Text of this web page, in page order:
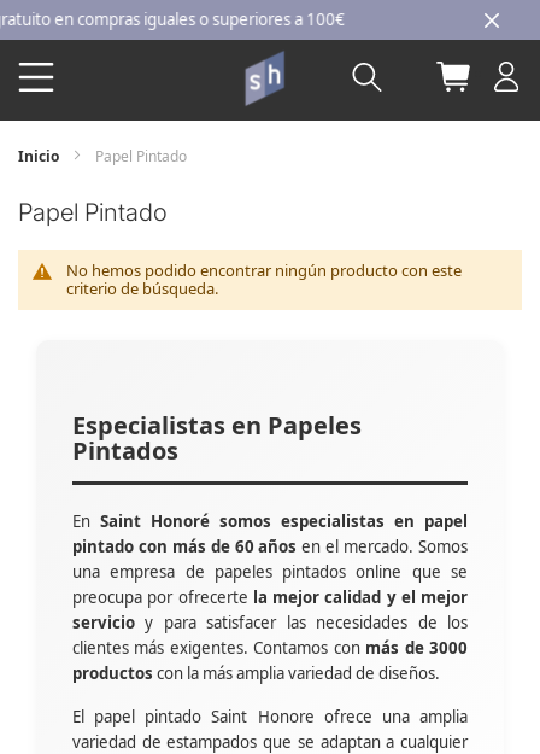
Ir
al
contenido
en compras iguales o superiores a 100€
Buscar Mi
Inicio Papel Pintado
Papel Pintado
No hemos podido encontrar ningún producto con este
criterio de búsqueda.
Especialistas en Papeles
Pintados
En Saint Honoré somos especialistas en papel
pintado con más de 60 años en el mercado. Somos
una empresa de papeles pintados online que se
preocupa por ofrecerte la mejor calidad y el mejor
servicio y para satisfacer las necesidades de los
clientes más exigentes. Contamos con más de 3000
productos con la más amplia variedad de diseños.
El papel pintado Saint Honore ofrece una amplia
variedad de estampados que se adaptan a cualquier